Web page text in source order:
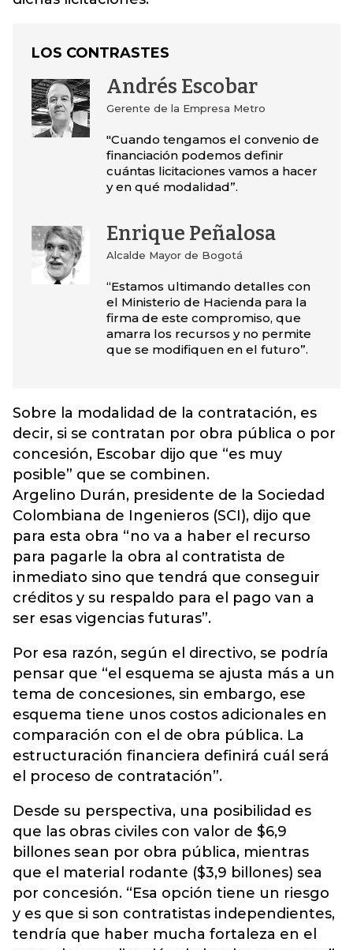
LOS CONTRASTES
Andrés Escobar
Gerente de la Empresa Metro
"Cuando tengamos el convenio de
financiación podemos definir
cuántas licitaciones vamos a hacer
y en qué modalidad”.
Enrique Peñalosa
Alcalde Mayor de Bogotá
“Estamos ultimando detalles con
el Ministerio de Hacienda para la
firma de este compromiso, que
amarra los recursos y no permite
que se modifiquen en el futuro”.
Sobre la modalidad de la contratación, es
decir, si se contratan por obra pública o por
concesión, Escobar dijo que “es muy
posible” que se combinen.
Argelino Durán, presidente de la Sociedad
Colombiana de Ingenieros (SCI), dijo que
para esta obra “no va a haber el recurso
para pagarle la obra al contratista de
inmediato sino que tendrá que conseguir
créditos y su respaldo para el pago van a
ser esas vigencias futuras”.
Por esa razón, según el directivo, se podría
pensar que “el esquema se ajusta más a un
tema de concesiones, sin embargo, ese
esquema tiene unos costos adicionales en
comparación con el de obra pública. La
estructuración financiera definirá cuál será
el proceso de contratación”.
Desde su perspectiva, una posibilidad es
que las obras civiles con valor de $6,9
billones sean por obra pública, mientras
que el material rodante ($3,9 billones) sea
por concesión. “Esa opción tiene un riesgo
y es que si son contratistas independientes,
tendría que haber mucha fortaleza en el